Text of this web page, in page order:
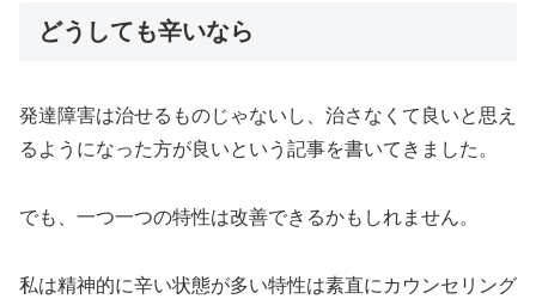
どうしても辛いなら
発達障害は治せるものじゃないし、治さなくて良いと思え
るようになった方が良いという記事を書いてきました。
でも、一つ一つの特性は改善できるかもしれません。
私は精神的に辛い状態が多い特性は素直にカウンセリング